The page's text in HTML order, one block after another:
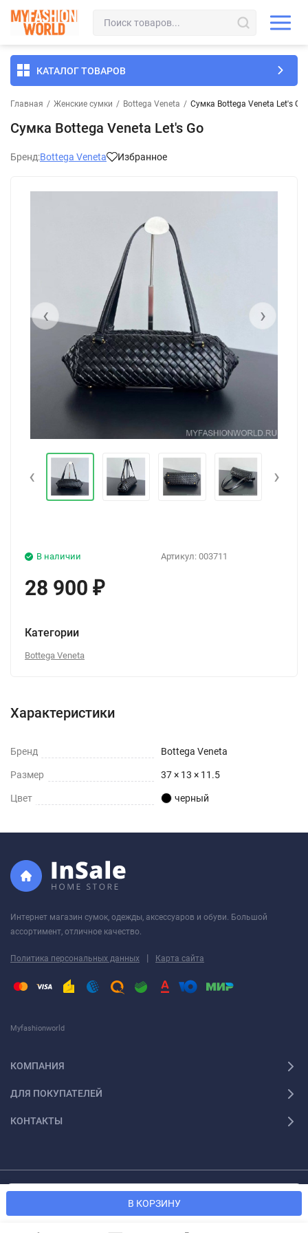
КАТАЛОГ ТОВАРОВ
Главная / Женские сумки / Bottega Veneta / Сумка Bottega Veneta Let's Go
Сумка Bottega Veneta Let's Go
Бренд:Bottega Veneta Избранное
‹ ›
‹ ›
Артикул: 003711
В наличии
28 900 ₽
В КОРЗИНУ
Категории
Bottega Veneta
Характеристики
Бренд Bottega Veneta
Размер 37 × 13 × 11.5
Цвет черный
Интернет магазин сумок, одежды, аксессуаров и обуви. Большой
ассортимент, отличное качество.
Политика персональных данных | Карта сайта
Myfashionworld
КОМПАНИЯ
ДЛЯ ПОКУПАТЕЛЕЙ
КОНТАКТЫ